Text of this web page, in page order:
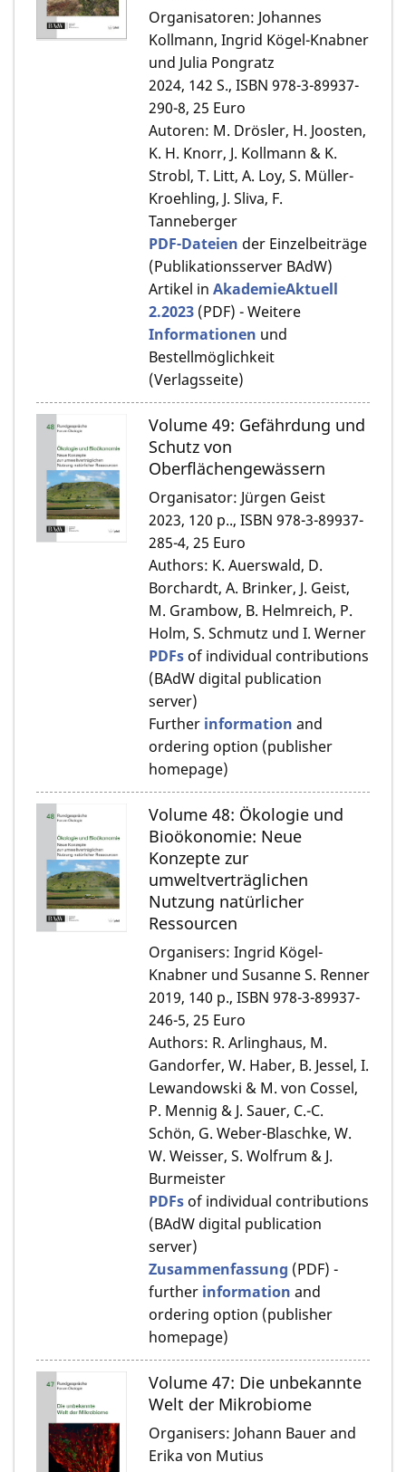
Organisatoren: Johannes
Kollmann, Ingrid Kögel-Knabner
und Julia Pongratz
2024, 142 S., ISBN 978-3-89937-
290-8, 25 Euro
Autoren: M. Drösler, H. Joosten,
K. H. Knorr, J. Kollmann & K.
Strobl, T. Litt, A. Loy, S. Müller-
Kroehling, J. Sliva, F.
Tanneberger
PDF-Dateien der Einzelbeiträge
(Publikationsserver BAdW)
Artikel in AkademieAktuell
2.2023 (PDF) - Weitere
Informationen und
Bestellmöglichkeit
(Verlagsseite)
Volume 49: Gefährdung und
Schutz von
Oberflächengewässern
Organisator: Jürgen Geist
2023, 120 p.., ISBN 978-3-89937-
285-4, 25 Euro
Authors: K. Auerswald, D.
Borchardt, A. Brinker, J. Geist,
M. Grambow, B. Helmreich, P.
Holm, S. Schmutz und I. Werner
PDFs of individual contributions
(BAdW digital publication
server)
Further information and
ordering option (publisher
homepage)
Volume 48: Ökologie und
Bioökonomie: Neue
Konzepte zur
umweltverträglichen
Nutzung natürlicher
Ressourcen
Organisers: Ingrid Kögel-
Knabner und Susanne S. Renner
2019, 140 p., ISBN 978-3-89937-
246-5, 25 Euro
Authors: R. Arlinghaus, M.
Gandorfer, W. Haber, B. Jessel, I.
Lewandowski & M. von Cossel,
P. Mennig & J. Sauer, C.-C.
Schön, G. Weber-Blaschke, W.
W. Weisser, S. Wolfrum & J.
Burmeister
PDFs of individual contributions
(BAdW digital publication
server)
Zusammenfassung (PDF) -
further information and
ordering option (publisher
homepage)
Volume 47: Die unbekannte
Welt der Mikrobiome
Organisers: Johann Bauer and
Erika von Mutius